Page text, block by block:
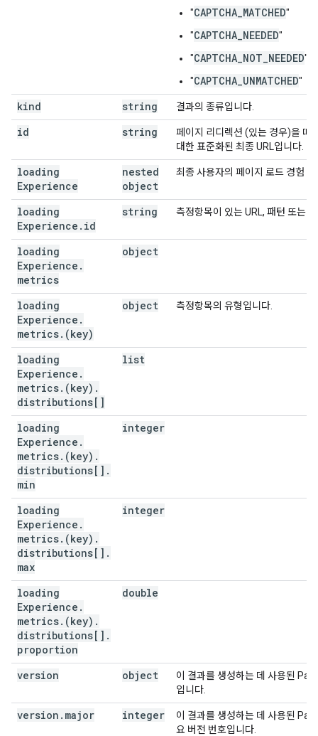
"CAPTCHA_MATCHED"
"CAPTCHA_NEEDED"
"CAPTCHA_NOT_NEEDED"
"CAPTCHA_UNMATCHED"
kind string 결과의 종류입니다.
id string
페이지 리디렉션 (있는 경우)을 따
대한 표준화된 최종 URL입니다.
loading
Experience
nested
object
최종 사용자의 페이지 로드 경험
loading
Experience . id
string 측정항목이 있는 URL, 패턴 또는
loading
Experience .
metrics
object
loading
Experience .
metrics. (key)
object 측정항목의 유형입니다.
loading
Experience .
metrics. (key) .
distributions[]
list
loading
Experience .
metrics. (key) .
distributions[] .
min
integer
loading
Experience .
metrics. (key) .
distributions[] .
max
integer
loading
Experience .
metrics. (key) .
distributions[] .
proportion
double
version object
이 결과를 생성하는 데 사용된
입니다.
version . major integer
이 결과를 생성하는 데 사용된
요 버전 번호입니다.